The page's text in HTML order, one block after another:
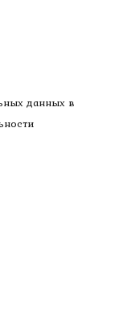
данных в